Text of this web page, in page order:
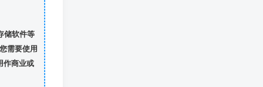
储软件等
需要使用
作商业或